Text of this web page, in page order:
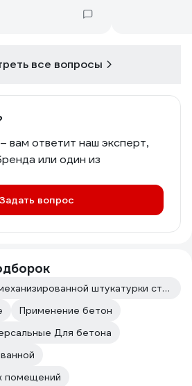
все вопросы
вам ответит наш эксперт,
или один из
Задать вопрос
Оборудование для механизированной штукатурки стен
Применение бетон
Для бетона
помещений